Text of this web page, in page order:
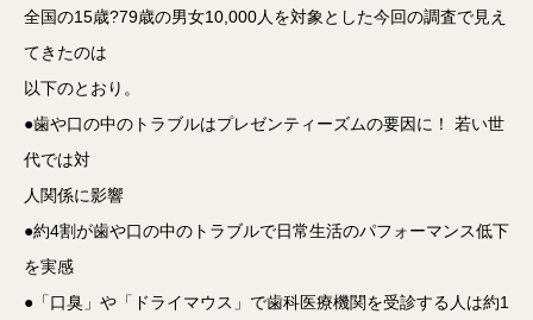
全国の15歳?79歳の男女10,000人を対象とした今回の調査で見え
てきたのは
以下のとおり。
●歯や口の中のトラブルはプレゼンティーズムの要因に！ 若い世
代では対
人関係に影響
●約4割が歯や口の中のトラブルで日常生活のパフォーマンス低下
を実感
●「口臭」や「ドライマウス」で歯科医療機関を受診する人は約1